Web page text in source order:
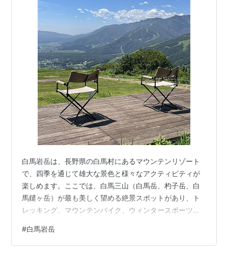
白馬岩岳は、長野県の白馬村にあるマウンテンリゾート
で、四季を通じて雄大な景色と様々なアクティビティが
楽しめます。ここでは、白馬三山（白馬岳、杓子岳、白
馬鑓ヶ岳）が最も美しく望める絶景スポットがあり、ト
レッキング、マウンテンバイク、ウィンタースポーツな
魅了しています。また、標高1,100mの高原からは、唐松
沢氷河や北アルプスの山々を仰ぎ見ることができ、眼下
#白馬岩岳